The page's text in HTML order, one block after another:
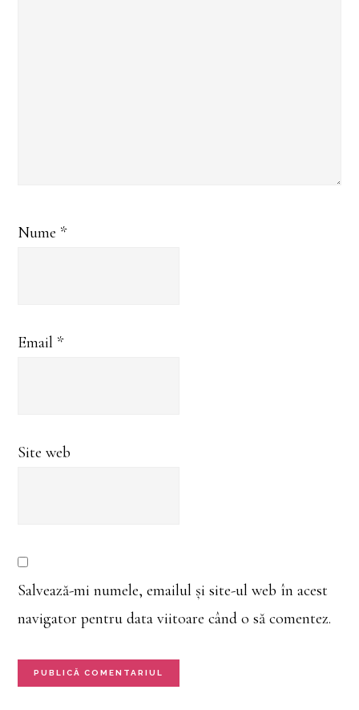
Nume *
Email *
Site web
Salvează-mi numele, emailul și site-ul web în acest
navigator pentru data viitoare când o să comentez.